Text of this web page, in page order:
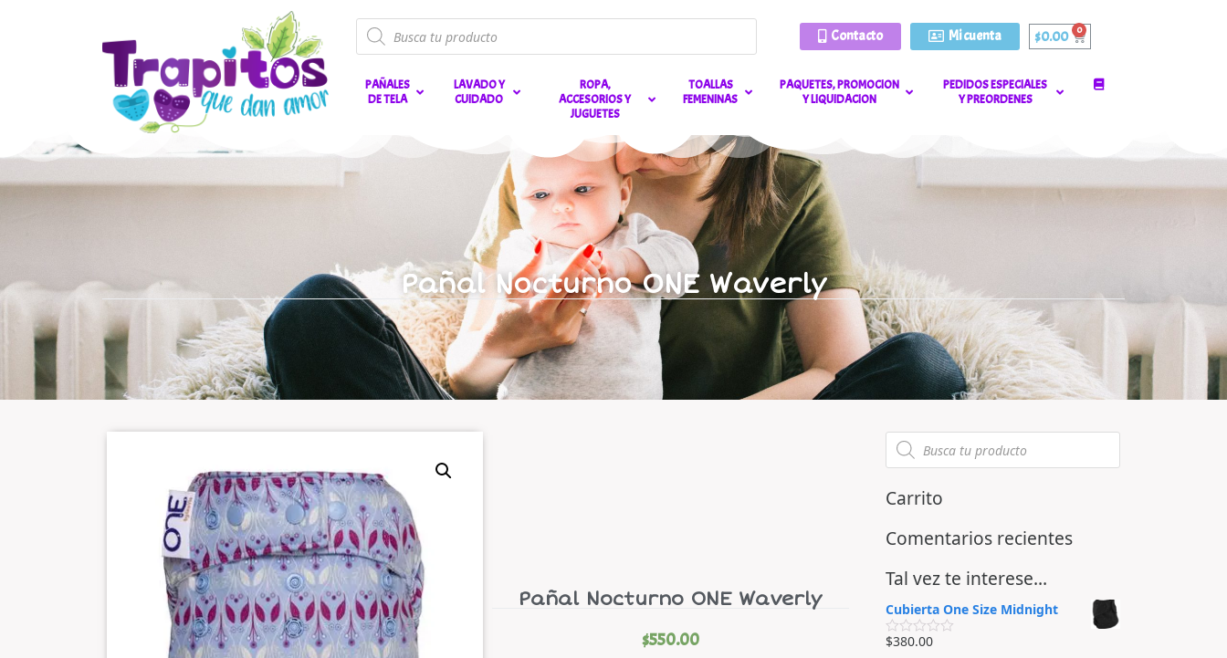
Contacto Mi cuenta $0.00
PAÑALES
DE TELA
LAVADO Y
CUIDADO
ROPA,
ACCESORIOS Y
JUGUETES
TOALLAS
FEMENINAS
PAQUETES, PROMOCION
Y LIQUIDACION
PEDIDOS ESPECIALES
Y PREORDENES
Pañal Nocturno ONE Waverly
Pañal Nocturno ONE Waverly
$550.00
Carrito
Comentarios recientes
Tal vez te interese…
Cubierta One Size Midnight
V
$380.00